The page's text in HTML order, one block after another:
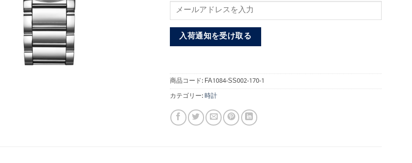
入荷通知を受け取る
商品コード:FA1084-SS002-170-1
カテゴリー:時計